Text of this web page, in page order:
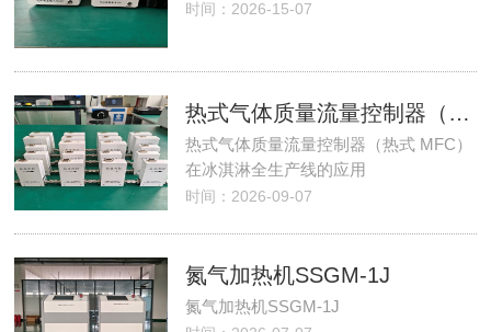
时间：2026-15-07
热式气体质量流量控制器（热式 MFC）在冰淇淋全生产线的应用
热式气体质量流量控制器（热式 MFC）
在冰淇淋全生产线的应用
时间：2026-09-07
氮气加热机SSGM-1J
氮气加热机SSGM-1J